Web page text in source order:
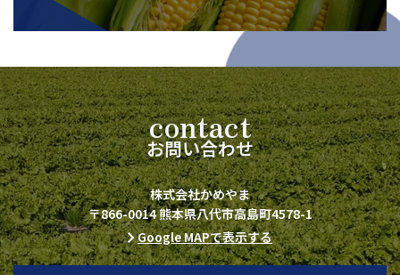
contact
お問い合わせ
株式会社かめやま
〒866-0014 熊本県八代市高島町4578-1
Google MAPで表示する